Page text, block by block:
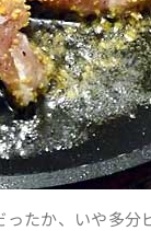
ったか、いや多分